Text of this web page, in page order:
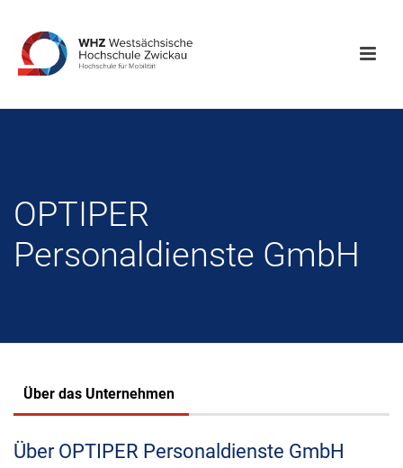
OPTIPER
Personaldienste GmbH
Über das Unternehmen
Über OPTIPER Personaldienste GmbH